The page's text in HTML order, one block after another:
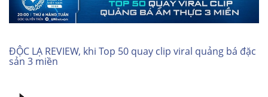
ĐỘC LẠ REVIEW, khi Top 50 quay clip viral quảng bá đặc
sản 3 miền